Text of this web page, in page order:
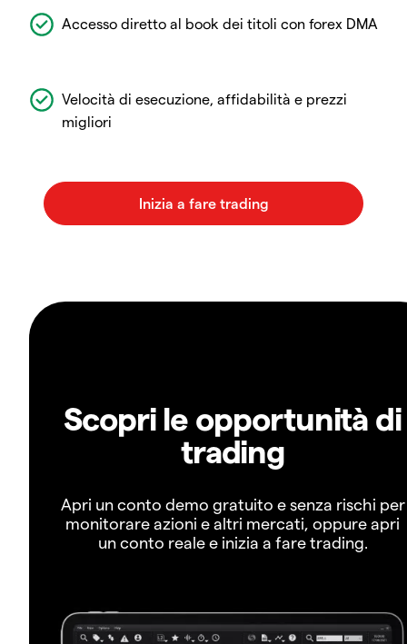
Accesso diretto al book dei titoli con forex DMA
Velocità di esecuzione, affidabilità e prezzi
migliori
Scopri le opportunità di
trading
Apri un conto demo gratuito e senza rischi per
monitorare azioni e altri mercati, oppure apri
un conto reale e inizia a fare trading.